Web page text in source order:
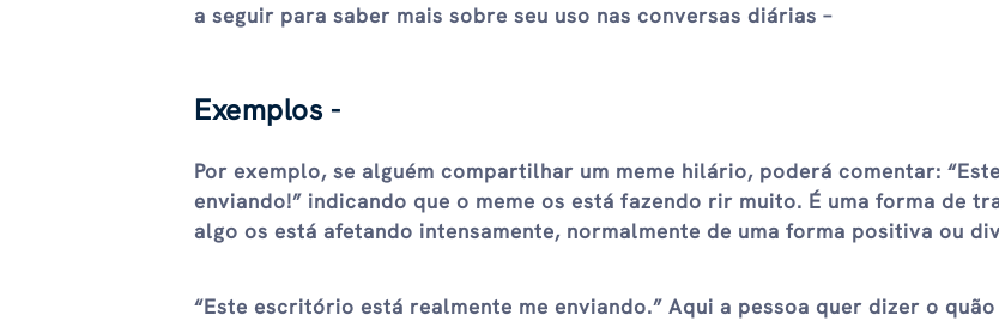
a seguir para saber mais sobre seu uso nas conversas diárias –
Exemplos -
Por exemplo, se alguém compartilhar um meme hilário, poderá comentar:
enviando!” indicando que o meme os está fazendo rir muito. É uma forma de
algo os está afetando intensamente, normalmente de uma forma positiva ou
“Este escritório está realmente me enviando.” Aqui a pessoa quer dizer o